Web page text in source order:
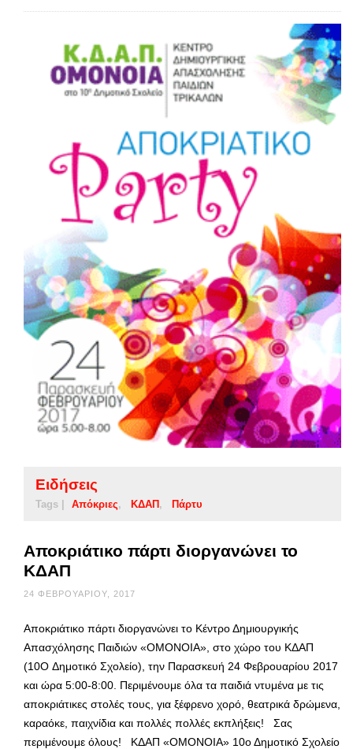
Ειδήσεις
Tags | Απόκριες ΚΔΑΠ Πάρτυ
Αποκριάτικο πάρτι διοργανώνει το
ΚΔΑΠ
24 ΦΕΒΡΟΥΑΡΊΟΥ, 2017
Αποκριάτικο πάρτι διοργανώνει το Κέντρο Δημιουργικής
Απασχόλησης Παιδιών «ΟΜΟΝΟΙΑ», στο χώρο του ΚΔΑΠ
(10Ο Δημοτικό Σχολείο), την Παρασκευή 24 Φεβρουαρίου 2017
και ώρα 5:00-8:00. Περιμένουμε όλα τα παιδιά ντυμένα με τις
αποκριάτικες στολές τους, για ξέφρενο χορό, θεατρικά δρώμενα,
καραόκε, παιχνίδια και πολλές πολλές εκπλήξεις! Σας
περιμένουμε όλους! ΚΔΑΠ «ΟΜΟΝΟΙΑ» 10ο Δημοτικό Σχολείο